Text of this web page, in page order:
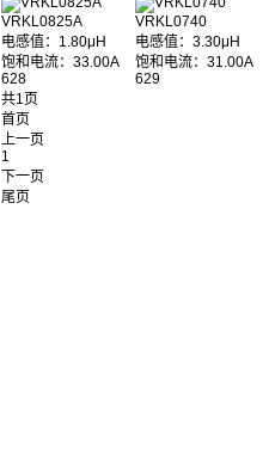
VRKL0825A
电感值：1.80μH
饱和电流：33.00A
628
VRKL0740
电感值：3.30μH
饱和电流：31.00A
629
共1页
首页
上一页
1
下一页
尾页